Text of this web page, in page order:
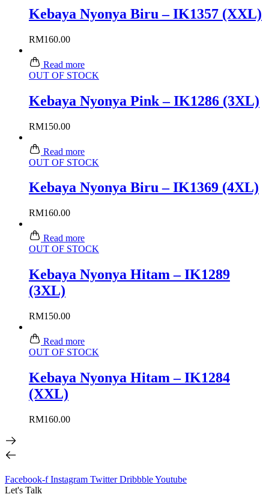
Kebaya Nyonya Biru – IK1357 (XXL)
RM160.00
Read more
OUT OF STOCK
Kebaya Nyonya Pink – IK1286 (3XL)
RM150.00
Read more
OUT OF STOCK
Kebaya Nyonya Biru – IK1369 (4XL)
RM160.00
Read more
OUT OF STOCK
Kebaya Nyonya Hitam – IK1289
(3XL)
RM150.00
Read more
OUT OF STOCK
Kebaya Nyonya Hitam – IK1284
(XXL)
RM160.00
Facebook-f Instagram Twitter DribbbleYoutube
Let's Talk